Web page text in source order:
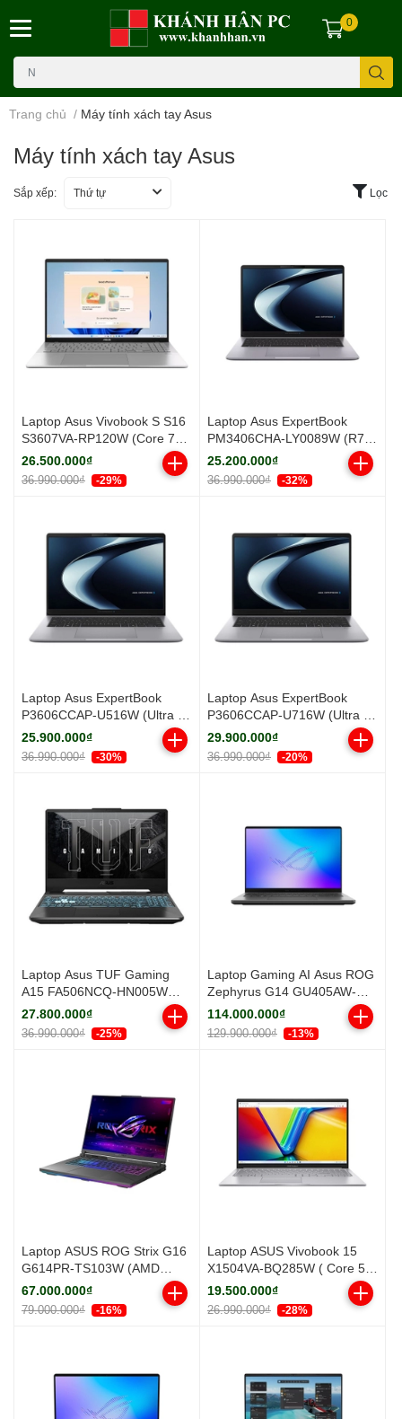
0
Trang chủ / Máy tính xách tay Asus
Máy tính xách tay Asus
Sắp xếp: Thứ tự Lọc
Laptop Asus Vivobook S S16
S3607VA-RP120W (Core 7
240H/ 16GB/ 512GB SSD/ 16
inch WUXGA/ Win11/ Silver/
26.500.000₫
36.990.000₫ -29%
Laptop Asus ExpertBook
PM3406CHA-LY0089W (R7
8840HS/ 16GB/ 512GB SSD/
14 inch WUXGA/ Win11/
Grey/ Vỏ nhôm)
25.200.000₫
36.990.000₫ -32%
Laptop Asus ExpertBook
P3606CCAP-U516W (Ultra 5
225H/ 16GB/ 512GB SSD/ 16
inch WUXGA/ Win11/ Grey)
25.900.000₫
36.990.000₫ -30%
Laptop Asus ExpertBook
P3606CCAP-U716W (Ultra 7
255H/ 16GB/ 512GB SSD/ 16
inch WUXGA/ Win11/ Grey)
29.900.000₫
36.990.000₫ -20%
Laptop Asus TUF Gaming
A15 FA506NCQ-HN005W
(Ryzen 7 170 | 16GB | 512GB
| RTX™ 3050 4GB | 15.6inch
FHD 144Hz | Win 11 | Đen)
27.800.000₫
36.990.000₫ -25%
Laptop Gaming AI Asus ROG
Zephyrus G14 GU405AW-
SY029W (Core Ultra 9 386H |
RTX 5080 16GB GDDR7 | 14-
inch 3K | 32GB | 1TB |
114.000.000₫
129.900.000₫ -13%
Laptop ASUS ROG Strix G16
G614PR-TS103W (AMD
Ryzen 9 8940HX | RTX 5070
Ti | 16 inch WQXGA 300Hz |
16GB | 512GB | Win 11 |
67.000.000₫
79.000.000₫ -16%
Laptop ASUS Vivobook 15
X1504VA-BQ285W ( Core 5
120U / RAM 16GB DDR5 /
SSD 512GB / 15.6 inch FHD
19.500.000₫
26.990.000₫ -28%